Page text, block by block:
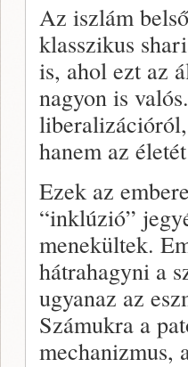
Az iszlám
klasszikus
is, ahol ezt az
nagyon is
hanem az
Ezek az
“inklúzió”
menekültek.
hátrahagyni a
ugyanaz az
Számukra a
mechanizmus,